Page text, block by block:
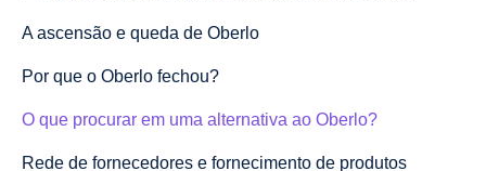
A ascensão e queda de Oberlo
Por que o Oberlo fechou?
O que procurar em uma alternativa ao Oberlo?
Rede de fornecedores e fornecimento de produtos